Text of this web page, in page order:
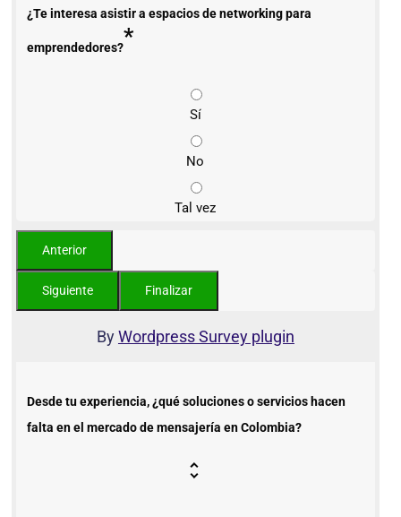
¿Te interesa asistir a espacios de networking para
emprendedores?*
Sí
No
Tal vez
ByWordpress Survey plugin
Desde tu experiencia, ¿qué soluciones o servicios hacen
falta en el mercado de mensajería en Colombia?